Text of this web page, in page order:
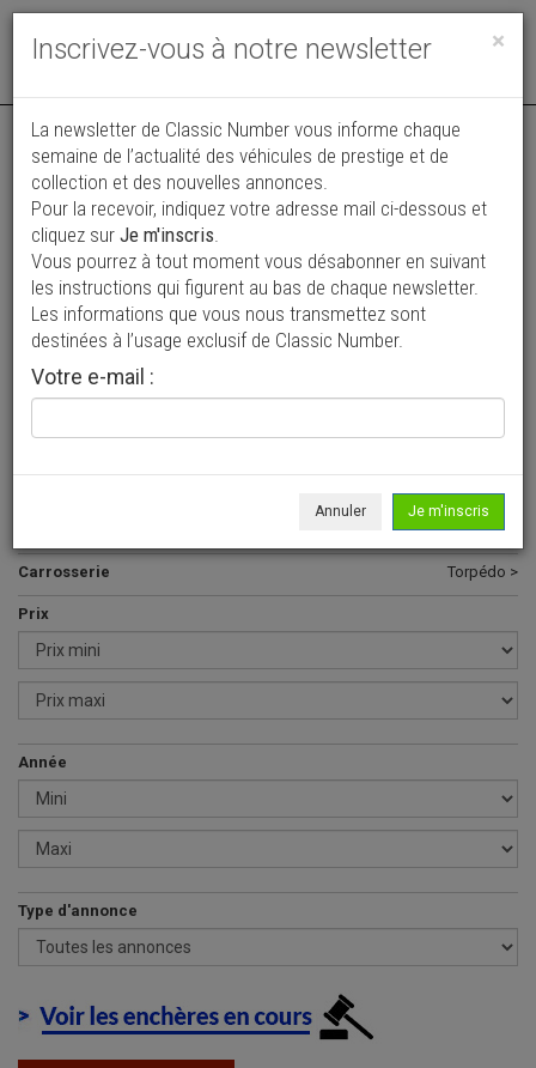
Toggle
Vos annonces vues par
plus de 4 millions de collectionneurs
Ajouter une annonce
> Rechercher un véhicule
Tous >
Carrosserie Torpédo >
Prix
Année
Type d'annonce
×
Inscrivez-vous à notre newsletter
La newsletter de Classic Number vous informe chaque
semaine de l’actualité des véhicules de prestige et de
collection et des nouvelles annonces.
Pour la recevoir, indiquez votre adresse mail ci-dessous et
cliquez sur Je m'inscris.
Vous pourrez à tout moment vous désabonner en suivant
les instructions qui figurent au bas de chaque newsletter.
Les informations que vous nous transmettez sont
destinées à l’usage exclusif de Classic Number.
Votre e-mail :
Annuler Je m'inscris